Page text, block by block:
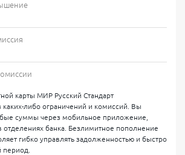
кредитную карту Русский
максимально упрощен:
заявку на сайте банка — решение часто
РФ при получении карты в
и подключите категории кешбэка в
карты МИР Русский Стандарт
каких-либо ограничений и комиссий. Вы
суммы через мобильное приложение,
отделениях банка. Безлимитное пополнение
гибко управлять задолженностью и быстро
период.